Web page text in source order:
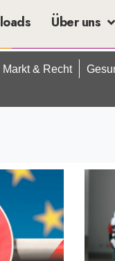
Über uns
Markt & Recht